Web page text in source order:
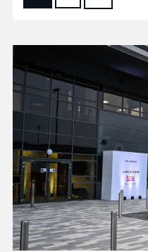
FACEBOOK
LINKEDIN